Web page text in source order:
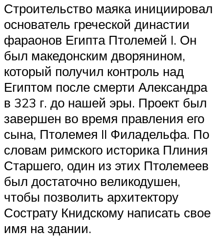
Строительство маяка инициировал
основатель греческой династии
фараонов Египта Птолемей I. Он
был македонским дворянином,
который получил контроль над
Египтом после смерти Александра
в 323 г. до нашей эры. Проект был
завершен во время правления его
сына, Птолемея II Филадельфа. По
словам римского историка Плиния
Старшего, один из этих Птолемеев
был достаточно великодушен,
чтобы позволить архитектору
Сострату Книдскому написать свое
имя на здании.